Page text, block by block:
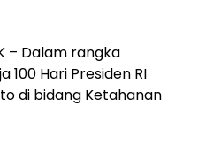
– Dalam rangka
100 Hari Presiden RI
di bidang Ketahanan